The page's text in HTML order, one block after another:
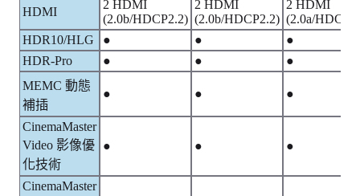
HDMI
2 HDMI
(2.0b/HDCP2.2)
2 HDMI
(2.0b/HDCP2.2)
2 HDMI
(2.0a/
HDR10/HLG
● ●
●
HDR-Pro
● ●
●
MEMC 動態
補插
● ● ●
CinemaMaster
Video 影像優
化技術
● ● ●
CinemaMaster